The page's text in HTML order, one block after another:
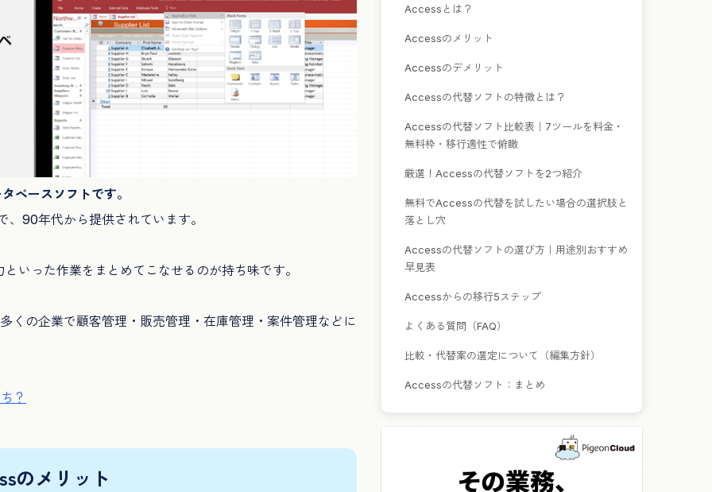
ベースソフトです。
90年代から提供されています。
いった作業をまとめてこなせるのが持ち味です。
くの企業で顧客管理・販売管理・在庫管理・案件管理などに
？
のメリット
Accessとは？
Accessのメリット
Accessのデメリット
Accessの代替ソフトの特徴とは？
Accessの代替ソフト比較表｜7ツールを料金・
無料枠・移行適性で俯瞰
厳選！Accessの代替ソフトを2つ紹介
無料でAccessの代替を試したい場合の選択肢と
落とし穴
Accessの代替ソフトの選び方｜用途別おすすめ
早見表
Accessからの移行5ステップ
よくある質問（FAQ）
比較・代替案の選定について（編集方針）
Accessの代替ソフト：まとめ